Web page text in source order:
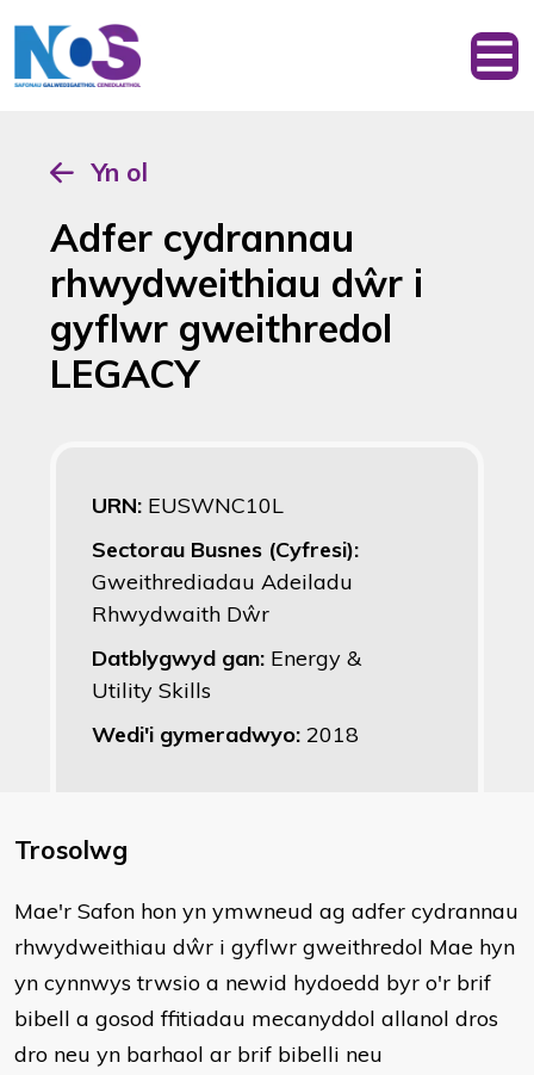
Yn ol
Adfer cydrannau
rhwydweithiau dŵr i
gyflwr gweithredol
LEGACY
URN: EUSWNC10L
Sectorau Busnes (Cyfresi):
Gweithrediadau Adeiladu
Rhwydwaith Dŵr
Datblygwyd gan: Energy &
Utility Skills
Wedi'i gymeradwyo: 2018
Trosolwg
​Mae'r Safon hon yn ymwneud ag adfer cydrannau
rhwydweithiau dŵr i gyflwr gweithredol Mae hyn
yn cynnwys trwsio a newid hydoedd byr o'r brif
bibell a gosod ffitiadau mecanyddol allanol dros
dro neu yn barhaol ar brif bibelli neu